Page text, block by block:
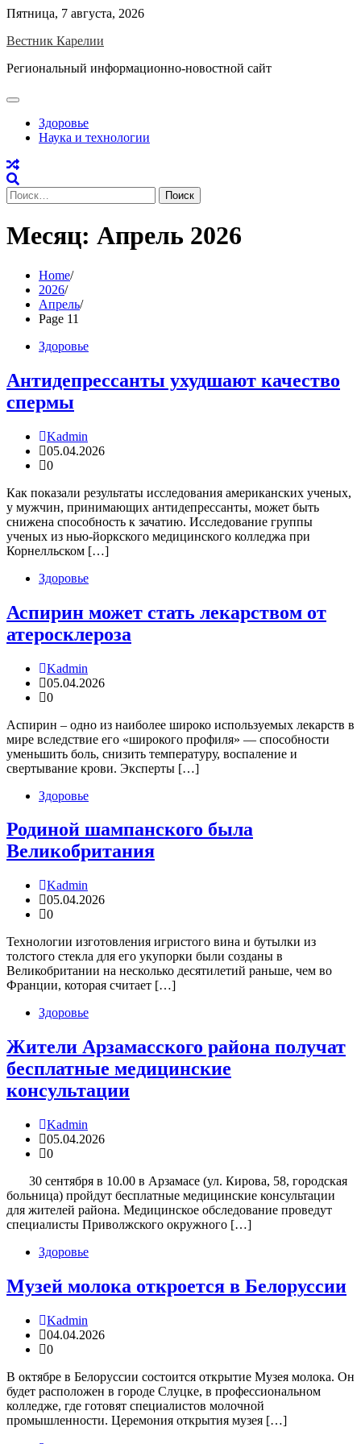
Skip
content
Пятница, 7 августа, 2026
Вестник Карелии
Региональный информационно-новостной сайт
Здоровье
Наука и технологии
Найти:
Месяц: Апрель 2026
Home
2026
Апрель
Page 11
Здоровье
Антидепрессанты ухудшают качество
спермы
Kadmin
05.04.2026
0
Как показали результаты исследования американских ученых,
у мужчин, принимающих антидепрессанты, может быть
снижена способность к зачатию. Исследование группы
ученых из нью-йоркского медицинского колледжа при
Корнелльском […]
Здоровье
Аспирин может стать лекарством от
атеросклероза
Kadmin
05.04.2026
0
Аспирин – одно из наиболее широко используемых лекарств в
мире вследствие его «широкого профиля» — способности
уменьшить боль, снизить температуру, воспаление и
свертывание крови. Эксперты […]
Здоровье
Родиной шампанского была
Великобритания
Kadmin
05.04.2026
0
Технологии изготовления игристого вина и бутылки из
толстого стекла для его укупорки были созданы в
Великобритании на несколько десятилетий раньше, чем во
Франции, которая считает […]
Здоровье
Жители Арзамасского района получат
бесплатные медицинские
консультации
Kadmin
05.04.2026
0
30 сентября в 10.00 в Арзамасе (ул. Кирова, 58, городская
больница) пройдут бесплатные медицинские консультации
для жителей района. Медицинское обследование проведут
специалисты Приволжского окружного […]
Здоровье
Музей молока откроется в Белоруссии
Kadmin
04.04.2026
0
В октябре в Белоруссии состоится открытие Музея молока. Он
будет расположен в городе Слуцке, в профессиональном
колледже, где готовят специалистов молочной
промышленности. Церемония открытия музея […]